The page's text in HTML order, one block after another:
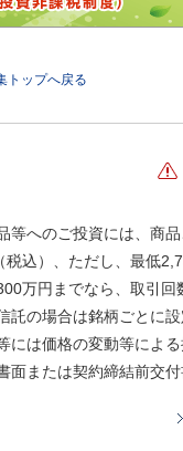
トップへ戻る
等へのご投資には、商
税込）、ただし、最低
万円までなら、取引
託の場合は銘柄ごとに
には価格の変動等によ
面または契約締結前交